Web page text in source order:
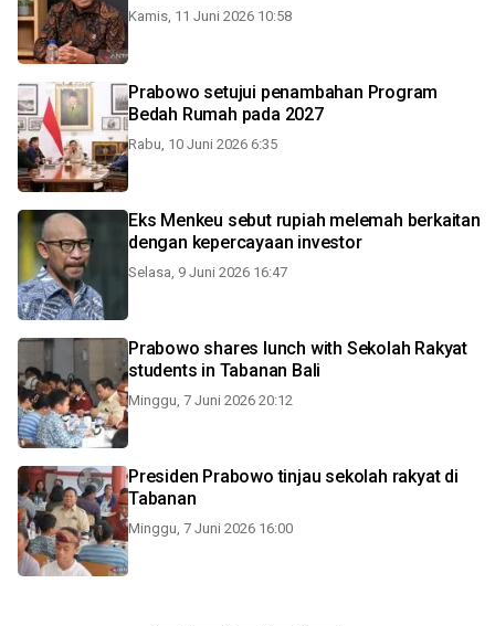
Kamis, 11 Juni 2026 10:58
Prabowo setujui penambahan Program
Bedah Rumah pada 2027
Rabu, 10 Juni 2026 6:35
Eks Menkeu sebut rupiah melemah berkaitan
dengan kepercayaan investor
Selasa, 9 Juni 2026 16:47
Prabowo shares lunch with Sekolah Rakyat
students in Tabanan Bali
Minggu, 7 Juni 2026 20:12
Presiden Prabowo tinjau sekolah rakyat di
Tabanan
Minggu, 7 Juni 2026 16:00